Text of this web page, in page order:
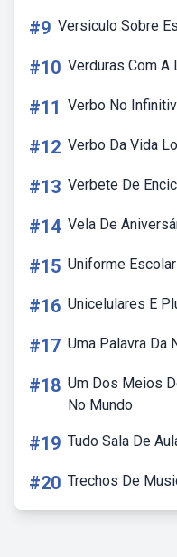
#9 Versiculo Sobre
#10 Verduras Com A
#11 Verbo No
#12 Verbo Da Vida
#13 Verbete De
#14 Vela De
#15 Uniforme
#16 Unicelulares E
#17 Uma Palavra Da
#18 Um Dos Meios
No Mundo
#19 Tudo Sala De
#20 Trechos De